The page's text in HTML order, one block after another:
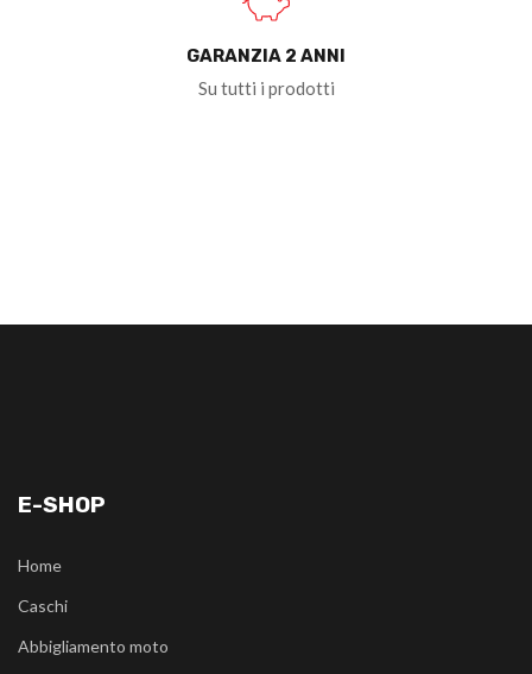
GARANZIA 2 ANNI
Su tutti i prodotti
E-SHOP
Home
Caschi
Abbigliamento moto